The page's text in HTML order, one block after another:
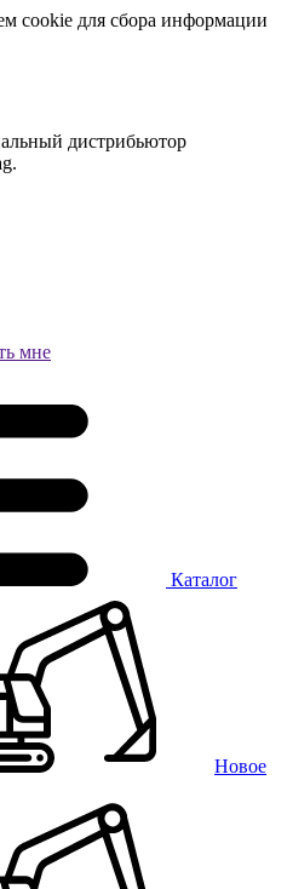
cookie для сбора информации
дистрибьютор
мне
Каталог
Новое